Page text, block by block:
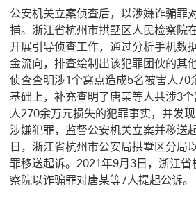
公安机关立案侦查后，以涉嫌诈骗罪
捕。浙江省杭州市拱墅区人民检察院
开展引导侦查工作，通过分析手机数
金流向，排查绘制出该犯罪团伙的其
侦查查明涉1个窝点造成5名被害人70
基础上，补充查明了唐某等人共涉3
人270余万元损失的犯罪事实，并发
涉嫌犯罪，监督公安机关立案并移送
日，浙江省杭州市公安局拱墅区分局
罪移送起诉。2021年9月3日，浙江
察院以诈骗罪对唐某等7人提起公诉。